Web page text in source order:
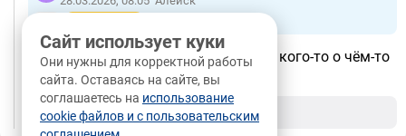
А разве у нас когда-то так делается, кого-то о чём-то
спрашивают?
+9 / 0 Ответить
Сайт использует куки
Они нужны для корректной работы
сайта. Оставаясь на сайте, вы
соглашаетесь на использование
cookie файлов и с пользовательским